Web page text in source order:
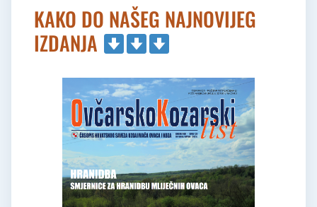
KAKO DO NAŠEG NAJNOVIJEG
IZDANJA